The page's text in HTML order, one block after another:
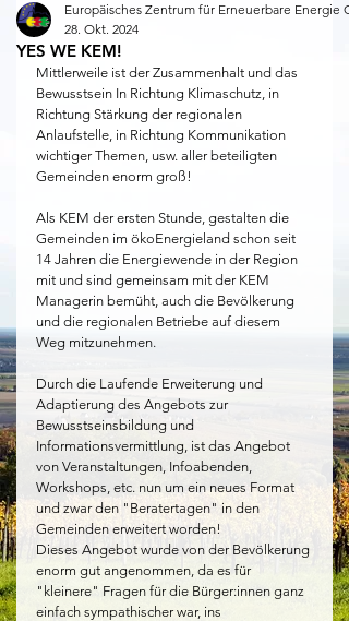
YES WE KEM!
Europäisches Zentrum für Erneuerbare Energie
28. Okt. 2024
Mittlerweile ist der Zusammenhalt und das
Bewusstsein In Richtung Klimaschutz, in
Richtung Stärkung der regionalen
Anlaufstelle, in Richtung Kommunikation
wichtiger Themen, usw. aller beteiligten
Gemeinden enorm groß!
Als KEM der ersten Stunde, gestalten die
Gemeinden im ökoEnergieland schon seit
14 Jahren die Energiewende in der Region
mit und sind gemeinsam mit der KEM
Managerin bemüht, auch die Bevölkerung
und die regionalen Betriebe auf diesem
Weg mitzunehmen.
Durch die Laufende Erweiterung und
Adaptierung des Angebots zur
Bewusstseinsbildung und
Informationsvermittlung, ist das Angebot
von Veranstaltungen, Infoabenden,
Workshops, etc. nun um ein neues Format
und zwar den "Beratertagen" in den
Gemeinden erweitert worden!
Dieses Angebot wurde von der Bevölkerung
enorm gut angenommen, da es für
"kleinere" Fragen für die Bürger:innen ganz
einfach sympathischer war, ins